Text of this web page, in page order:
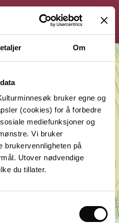
Om
bruker egne og
(cookies) for å forbedre
mediefunksjoner og
Vi bruker
brukervennligheten på
Utover nødvendige
du tillater.
Nord-
for å